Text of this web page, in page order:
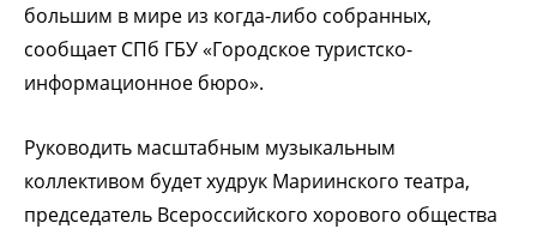
большим в мире из когда-либо собранных,
сообщает СПб ГБУ «Городское туристско-
информационное бюро».
Руководить масштабным музыкальным
коллективом будет худрук Мариинского театра,
председатель Всероссийского хорового общества